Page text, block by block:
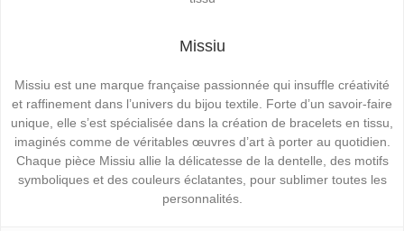
Missiu
Missiu est une marque française passionnée qui insuffle créativité
et raffinement dans l’univers du bijou textile. Forte d’un savoir-faire
unique, elle s’est spécialisée dans la création de bracelets en tissu,
imaginés comme de véritables œuvres d’art à porter au quotidien.
Chaque pièce Missiu allie la délicatesse de la dentelle, des motifs
symboliques et des couleurs éclatantes, pour sublimer toutes les
personnalités.